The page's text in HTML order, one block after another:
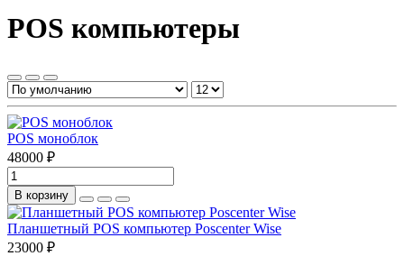
POS компьютеры
POS моноблок
48000 ₽
В корзину
Планшетный POS компьютер Poscenter Wise
23000 ₽